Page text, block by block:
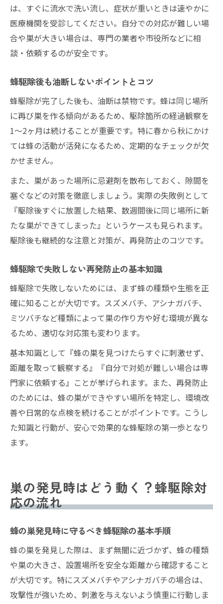
は、すぐに流水で洗い流し、症状が重いときは速やかに
医療機関を受診してください。自分での対応が難しい場
合や巣が大きい場合は、専門の業者や市役所などに相
談・依頼するのが安全です。
蜂駆除後も油断しないポイントとコツ
蜂駆除が完了した後も、油断は禁物です。蜂は同じ場所
に再び巣を作る傾向があるため、駆除箇所の経過観察を
1～2ヶ月は続けることが重要です。特に春から秋にかけ
ては蜂の活動が活発になるため、定期的なチェックが欠
かせません。
また、巣があった場所に忌避剤を散布しておく、隙間を
塞ぐなどの対策を徹底しましょう。実際の失敗例として
『駆除後すぐに放置した結果、数週間後に同じ場所に新
たな巣ができてしまった』というケースも見られます。
駆除後も継続的な注意と対策が、再発防止のコツです。
蜂駆除で失敗しない再発防止の基本知識
蜂駆除で失敗しないためには、まず蜂の種類や生態を正
確に知ることが大切です。スズメバチ、アシナガバチ、
ミツバチなど種類によって巣の作り方や好む環境が異な
るため、適切な対応策も変わります。
基本知識として『蜂の巣を見つけたらすぐに刺激せず、
距離を取って観察する』『自分で対処が難しい場合は専
門家に依頼する』ことが挙げられます。また、再発防止
のためには、蜂の巣ができやすい場所を特定し、環境改
善や日常的な点検を続けることがポイントです。こうし
た知識と行動が、安心で効果的な蜂駆除の第一歩となり
ます。
巣の発見時はどう動く？蜂駆除対
応の流れ
蜂の巣発見時に守るべき蜂駆除の基本手順
蜂の巣を発見した際は、まず無闇に近づかず、蜂の種類
や巣の大きさ、設置場所を安全な距離から確認すること
が大切です。特にスズメバチやアシナガバチの場合は、
攻撃性が強いため、刺激を与えないよう慎重に行動しま